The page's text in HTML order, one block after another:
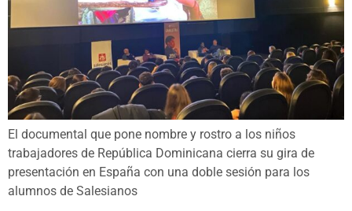
El documental que pone nombre y rostro a los niños
trabajadores de República Dominicana cierra su gira de
presentación en España con una doble sesión para los
alumnos de Salesianos